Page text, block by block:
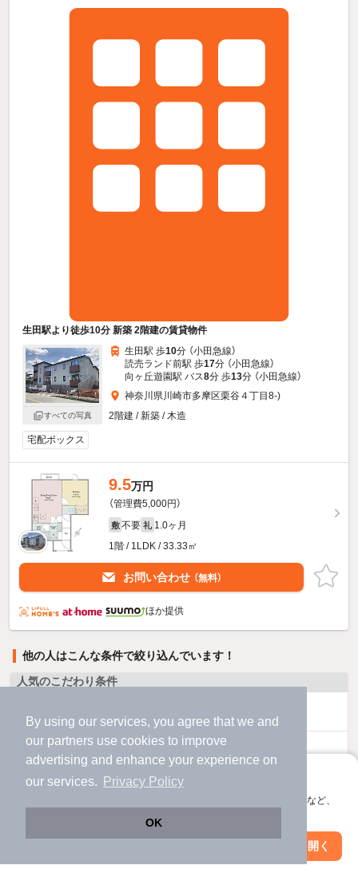
By using our services, you agree that we and
our partners use cookies to improve
advertising and enhance your experience on
our services.
Privacy Policy
OK
アプリに切り替えて、サクサクお部屋探し
会員登録なしですぐ使える。マップ検索やお気に入り保存など、
アプリを開く
生田駅より徒歩10分 新築 2階建の賃貸物件
すべての写真
生田駅 歩10分 （小田急線）
読売ランド前駅 歩17分 （小田急線）
向ヶ丘遊園駅 バス8分 歩13分 （小田急線）
神奈川県川崎市多摩区栗谷４丁目8-)
2階建 / 新築 / 木造
宅配ボックス
9.5万円
（管理費5,000円）
敷 不要 礼 1.0ヶ月
1階 / 1LDK / 33.33㎡
お問い合わせ （無料）
ほか提供
他の人はこんな条件で絞り込んでいます！
人気のこだわり条件
駐車場あり
洗濯機置場あり
温水洗浄便座 オートロック
絞り込み条件を変更